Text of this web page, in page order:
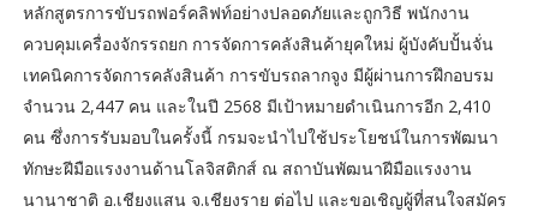
หลักสูตรการขับรถฟอร์คลิฟท์อย่างปลอดภัยและถูกวิธี พนักงาน
ควบคุมเครื่องจักรรถยก การจัดการคลังสินค้ายุคใหม่ ผู้บังคับปั้นจั่น
เทคนิคการจัดการคลังสินค้า การขับรถลากจูง มีผู้ผ่านการฝึกอบรม
จำนวน 2,447 คน และในปี 2568 มีเป้าหมายดำเนินการอีก 2,410
คน ซึ่งการรับมอบในครั้งนี้ กรมจะนำไปใช้ประโยชน์ในการพัฒนา
ทักษะฝีมือแรงงานด้านโลจิสติกส์ ณ สถาบันพัฒนาฝีมือแรงงาน
นานาชาติ อ.เชียงแสน จ.เชียงราย ต่อไป และขอเชิญผู้ที่สนใจสมัคร